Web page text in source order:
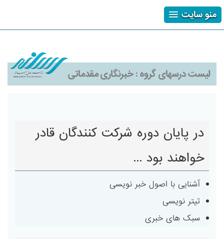
منو سایت
لیست درسهای گروه :خبرنگاری مقدماتی
در پایان دوره شرکت کنندگان قادر
خواهند بود ...
آشنایی با اصول خبر نویسی
تیتر نویسی
سبک های خبری